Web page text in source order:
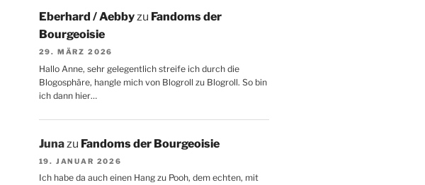
Eberhard / Aebbyzu Fandoms der
Bourgeoisie
29. MÄRZ 2026
Hallo Anne, sehr gelegentlich streife ich durch die
Blogosphäre, hangle mich von Blogroll zu Blogroll. So bin
ich dann hier…
Junazu Fandoms der Bourgeoisie
19. JANUAR 2026
Ich habe da auch einen Hang zu Pooh, dem echten, mit